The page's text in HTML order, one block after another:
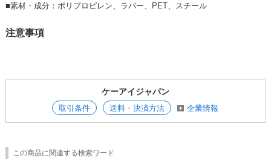
■素材・成分：ポリプロピレン、ラバー、PET、スチール
注意事項
ケーアイジャパン
取引条件 送料・決済方法 企業情報
この商品に関連する検索ワード